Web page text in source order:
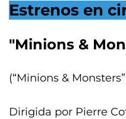
Estrenos en
"Minions &
(“Minions &
Dirigida por Pierre